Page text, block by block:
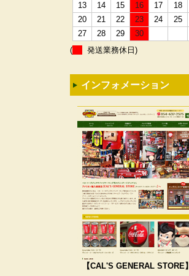
13
14 15 16 17 18
20
21 22 23 24 25
27
28 29
30
(
発送業務休日)
インフォメーション
【CAL'S GENERAL STORE】